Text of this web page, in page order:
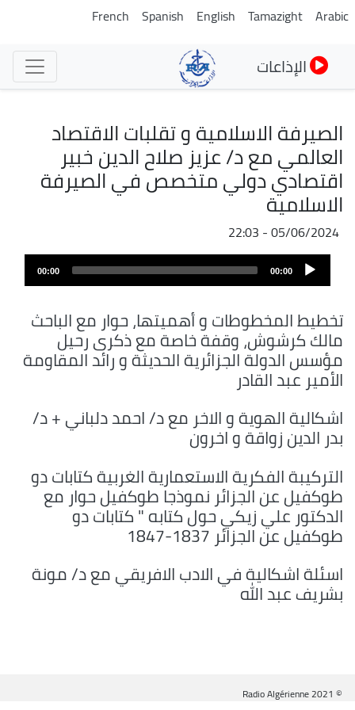
تجاوز
Arabic
Tamazight
English
Spanish
French
الإذاعات
الصيرفة الاسلامية و تقلبات الاقتصاد
العالمي مع د/ عزيز صلاح الدين خبير
اقتصادي دولي متخصص في الصيرفة
الاسلامية
05/06/2024 - 22:03
ملف
الصوت
Audio
Player
00:00
00:00
تخطيط المخطوطات و أهميتها، حوار مع الباحث
مالك كرشوش، وقفة خاصة مع ذكرى رحيل
مؤسس الدولة الجزائرية الحديثة و رائد المقاومة
الأمير عبد القادر
اشكالية الهوية و الاخر مع د/ احمد دلباني + د/
بدر الدين زواقة و اخرون
التركيبة الفكرية الاستعمارية الغربية كتابات دو
طوكفيل عن الجزائر نموذجا طوكفيل حوار مع
الدكتور علي زيكي حول كتابه " كتابات دو
طوكفيل عن الجزائر 1837-1847
اسئلة اشكالية في الادب الافريقي مع د/ مونة
بشريف عبد الله
© Radio Algérienne 2021